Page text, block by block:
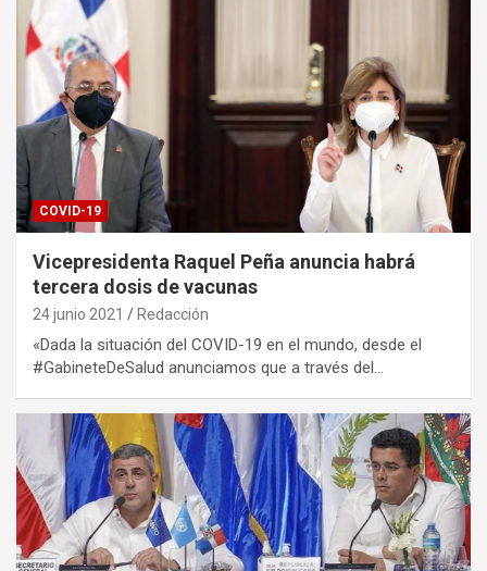
COVID-19
Vicepresidenta Raquel Peña anuncia habrá
tercera dosis de vacunas
24 junio 2021 Redacción
«Dada la situación del COVID-19 en el mundo, desde el
#GabineteDeSalud anunciamos que a través del…